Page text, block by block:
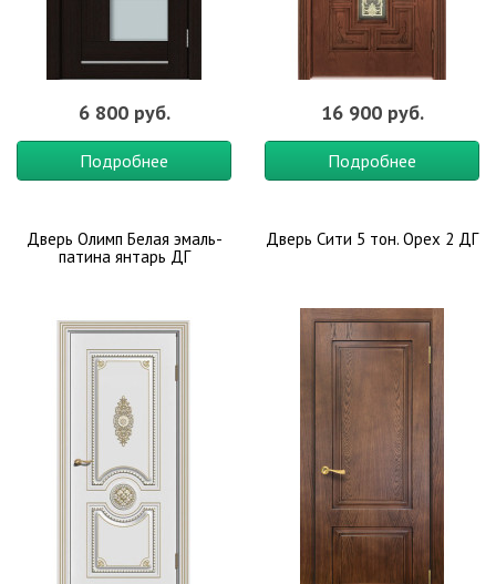
6 800 руб.
Подробнее
16 900 руб.
Подробнее
Дверь Олимп Белая эмаль-
патина янтарь ДГ
Дверь Сити 5 тон. Орех 2 ДГ